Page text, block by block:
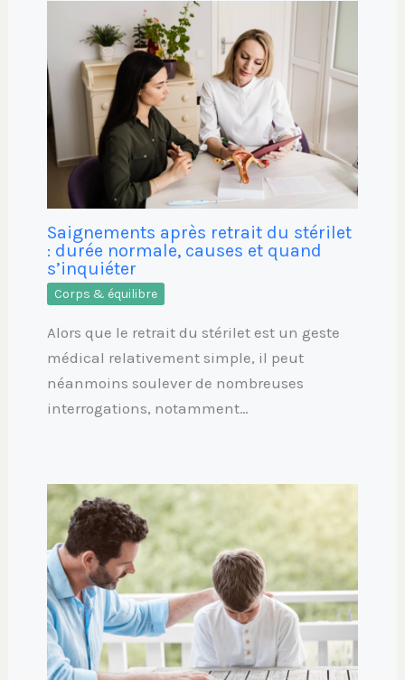
Saignements après retrait du stérilet
: durée normale, causes et quand
s’inquiéter
Corps & équilibre
Alors que le retrait du stérilet est un geste
médical relativement simple, il peut
néanmoins soulever de nombreuses
interrogations, notamment…